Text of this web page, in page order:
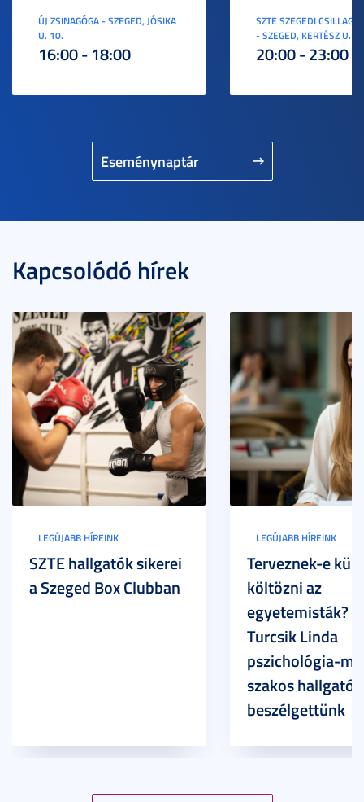
Eseménynaptár
ÚJ ZSINAGÓGA - SZEGED, JÓSIKA
U. 10.
16:00 - 18:00
SZTE SZEGEDI
- SZEGED, KERTÉSZ U. 3.
20:00 - 23:00
Kapcsolódó hírek
LEGÚJABB HÍREINK
SZTE hallgatók sikerei
a Szeged Box Clubban
LEGÚJABB HÍREINK
Terveznek-e
költözni az
egyetemisták? –
Turcsik Linda
pszichológia-
szakos
beszélgettünk